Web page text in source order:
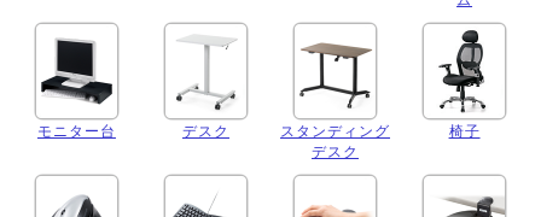
モニター台 デスク
スタンディング
デスク
椅子